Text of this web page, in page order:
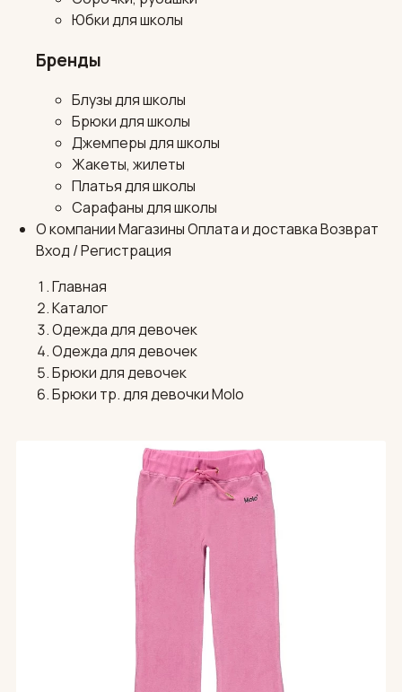
Юбки для школы
Бренды
Блузы для школы
Брюки для школы
Джемперы для школы
Жакеты, жилеты
Платья для школы
Сарафаны для школы
О компанииМагазиныОплата и доставкаВозврат
Вход / Регистрация
Главная
Каталог
Одежда для девочек
Одежда для девочек
Брюки для девочек
Брюки тр. для девочки Molo